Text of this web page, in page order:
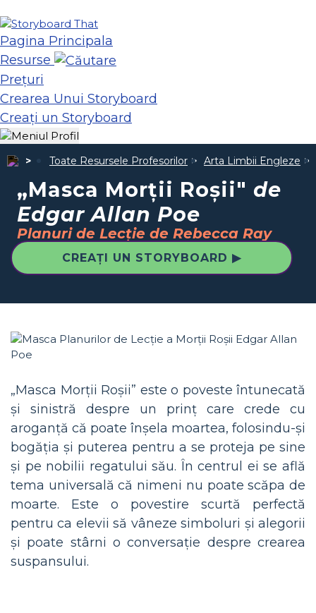
Pagina Principala
Resurse
Prețuri
Crearea Unui Storyboard
Creați un Storyboard
Toate Resursele Profesorilor Arta Limbii Engleze
„Masca Morții Roșii" de
Edgar Allan Poe
Planuri de Lecție de Rebecca Ray
CREAȚI UN STORYBOARD ▶
„Masca Morții Roșii” este o poveste întunecată
și sinistră despre un prinț care crede cu
aroganță că poate înșela moartea, folosindu-și
bogăția și puterea pentru a se proteja pe sine
și pe nobilii regatului său. În centrul ei se află
tema universală că nimeni nu poate scăpa de
moarte. Este o povestire scurtă perfectă
pentru ca elevii să vâneze simboluri și alegorii
și poate stârni o conversație despre crearea
suspansului.